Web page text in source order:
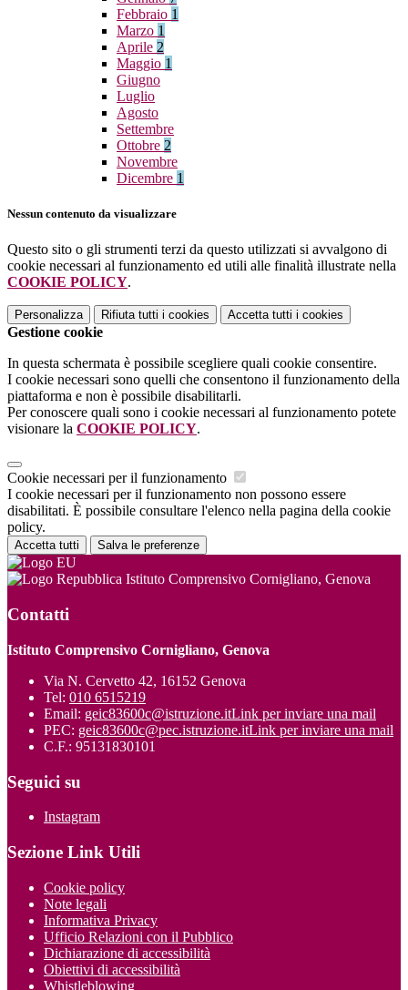
Febbraio 1
Marzo 1
Aprile 2
Maggio 1
Giugno
Luglio
Agosto
Settembre
Ottobre 2
Novembre
Dicembre 1
Nessun contenuto da visualizzare
Questo sito o gli strumenti terzi da questo utilizzati si avvalgono di
cookie necessari al funzionamento ed utili alle finalità illustrate nella
COOKIE POLICY.
Personalizza Rifiuta tutti i cookies Accetta tutti i cookies
Gestione cookie
In questa schermata è possibile scegliere quali cookie consentire.
I cookie necessari sono quelli che consentono il funzionamento della
piattaforma e non è possibile disabilitarli.
Per conoscere quali sono i cookie necessari al funzionamento potete
visionare la COOKIE POLICY.
Cookie necessari per il funzionamento
I cookie necessari per il funzionamento non possono essere
disabilitati. È possibile consultare l'elenco nella pagina della cookie
policy.
Accetta tutti Salva le preferenze
Istituto Comprensivo Cornigliano, Genova
Contatti
Istituto Comprensivo Cornigliano, Genova
Via N. Cervetto 42, 16152 Genova
Tel: 010 6515219
Email: geic83600c@istruzione.itLink per inviare una mail
PEC: geic83600c@pec.istruzione.itLink per inviare una mail
C.F.: 95131830101
Seguici su
Instagram
Sezione Link Utili
Cookie policy
Note legali
Informativa Privacy
Ufficio Relazioni con il Pubblico
Dichiarazione di accessibilità
Obiettivi di accessibilità
Whistleblowing